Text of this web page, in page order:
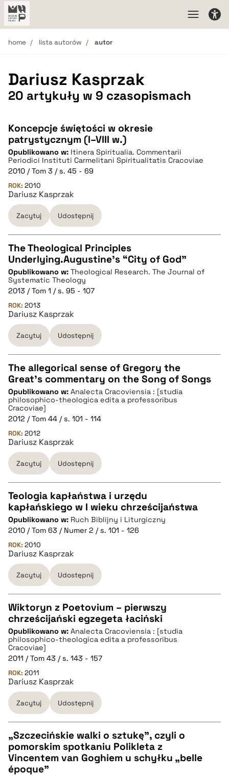
home lista autorów autor
Dariusz Kasprzak
20 artykuły w 9 czasopismach
Koncepcje świętości w okresie
patrystycznym (I–VIII w.)
Opublikowano w: Itinera Spiritualia. Commentarii
Periodici Instituti Carmelitani Spiritualitatis Cracoviae
2010 / Tom 3 / s. 45 - 69
ROK: 2010
Dariusz Kasprzak
Zacytuj Udostępnij
CZYSTY TEKST
pobierz cytat
BIBTEX
pobierz cytat
The Theological Principles
Underlying.Augustine’s “City of God”
Opublikowano w: Theological Research. The Journal of
Systematic Theology
2013 / Tom 1 / s. 95 - 107
ROK: 2013
Dariusz Kasprzak
Zacytuj Udostępnij
CZYSTY TEKST
pobierz cytat
BIBTEX
pobierz cytat
The allegorical sense of Gregory the
Great’s commentary on the Song of Songs
Opublikowano w: Analecta Cracoviensia : [studia
philosophico-theologica edita a professoribus
Cracoviae]
2012 / Tom 44 / s. 101 - 114
ROK: 2012
Dariusz Kasprzak
Zacytuj Udostępnij
CZYSTY TEKST
pobierz cytat
BIBTEX
pobierz cytat
Teologia kapłaństwa i urzędu
kapłańskiego w I wieku chrześcijaństwa
Opublikowano w: Ruch Biblijny i Liturgiczny
2010 / Tom 63 / Numer 2 / s. 101 - 126
ROK: 2010
Dariusz Kasprzak
Zacytuj Udostępnij
CZYSTY TEKST
pobierz cytat
BIBTEX
pobierz cytat
Wiktoryn z Poetovium – pierwszy
chrześcijański egzegeta łaciński
Opublikowano w: Analecta Cracoviensia : [studia
philosophico-theologica edita a professoribus
Cracoviae]
2011 / Tom 43 / s. 143 - 157
ROK: 2011
Dariusz Kasprzak
Zacytuj Udostępnij
CZYSTY TEKST
„Szczecińskie walki o sztukę”, czyli o
pomorskim spotkaniu Polikleta z
Vincentem van Goghiem u schyłku „belle
époque”